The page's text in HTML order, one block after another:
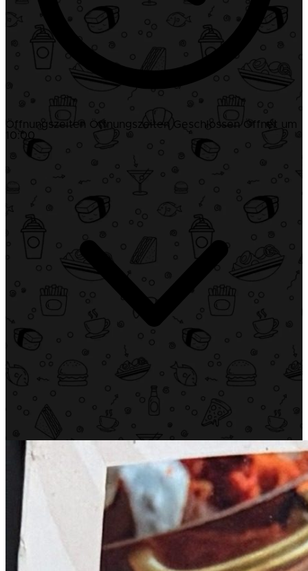
Öffnungszeiten Öffnungszeiten Geschlossen Öffnet um
10:00